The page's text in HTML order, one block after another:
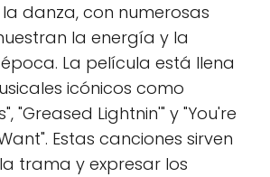
danza, con numerosas
la energía y la
La película está llena
icónicos como
"Greased Lightnin'" y "You're
Estas canciones sirven
trama y expresar los